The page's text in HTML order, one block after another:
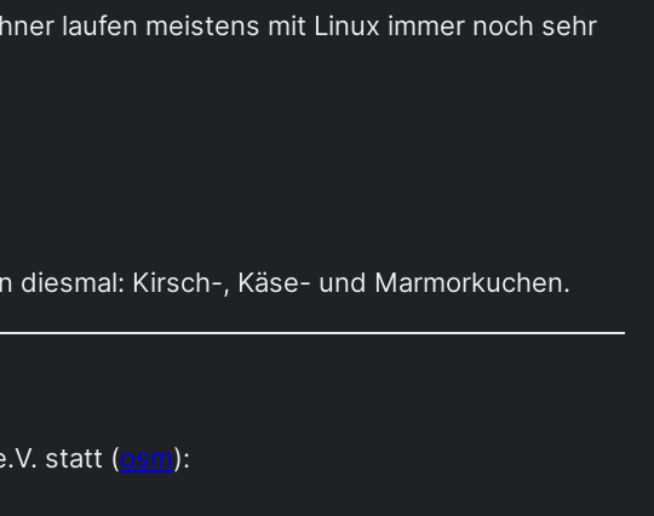
laufen meistens mit Linux immer noch sehr
diesmal: Kirsch-, Käse- und Marmorkuchen.
statt (osm):